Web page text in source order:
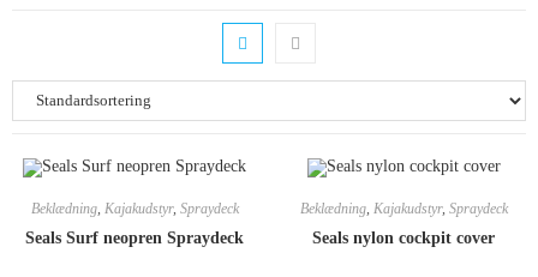
Beklædning, Kajakudstyr, Spraydeck
Seals Surf neopren Spraydeck
Beklædning, Kajakudstyr, Spraydeck
Seals nylon cockpit cover